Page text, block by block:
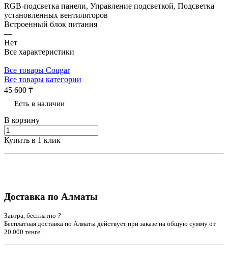
RGB-подсветка панели, Управление подсветкой, Подсветка
установленных вентиляторов
Встроенный блок питания
—
Нет
Все характеристики
Все товары Cougar
Все товары категории
45 600 ₸
Есть в наличии
В корзину
Купить в 1 клик
Доставка по Алматы
Завтра, бесплатно ?
Бесплатная доставка по Алматы действует при заказе на общую сумму от
20 000 тенге.